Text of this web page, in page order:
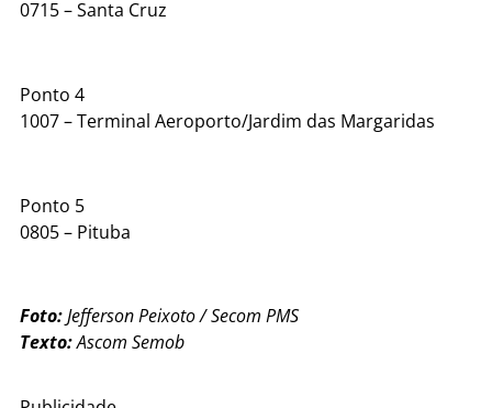
0715 – Santa Cruz
Ponto 4
1007 – Terminal Aeroporto/Jardim das Margaridas
Ponto 5
0805 – Pituba
Foto:Jefferson Peixoto / Secom PMS
Texto:Ascom Semob